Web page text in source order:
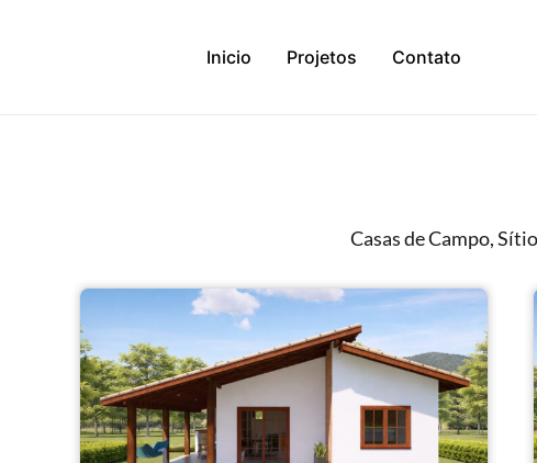
Inicio Projetos Contato
Casas de Campo,